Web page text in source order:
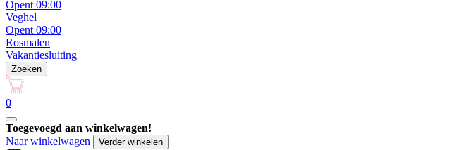
Opent 09:00
Veghel
Opent 09:00
Rosmalen
Vakantiesluiting
Zoeken
0
Toegevoegd aan winkelwagen!
Naar winkelwagen
Verder winkelen